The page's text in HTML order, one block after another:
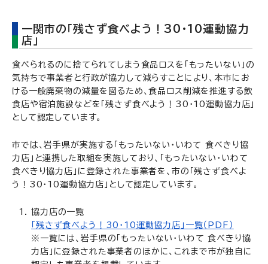
一関市の「残さず食べよう！30・10運動協力
店」
食べられるのに捨てられてしまう食品ロスを「もったいない」の
気持ちで事業者と行政が協力して減らすことにより、本市にお
ける一般廃棄物の減量を図るため、食品ロス削減を推進する飲
食店や宿泊施設などを「残さず食べよう！30・10運動協力店」
として認定しています。
市では、岩手県が実施する「もったいない・いわて 食べきり協
力店」と連携した取組を実施しており、「もったいない・いわて
食べきり協力店」に登録された事業者を、市の「残さず食べよ
う！30・10運動協力店」として認定しています。
協力店の一覧
「残さず食べよう！30・10運動協力店」一覧（PDF）
※一覧には、岩手県の「もったいない・いわて 食べきり協
力店」に登録された事業者のほかに、これまで市が独自に